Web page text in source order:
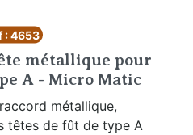
: 4653
métallique pour
A - Micro Matic
métallique,
têtes de fût de type A